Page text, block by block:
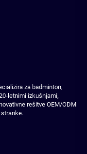
za badminton,
letnimi izkušnjami,
rešitve OEM/ODM